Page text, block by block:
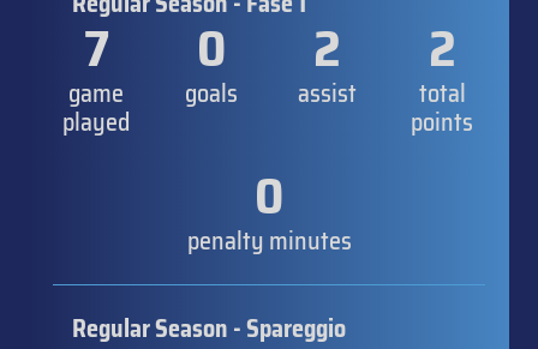
7
game
played
0
goals
2
assist
2
total
points
0
penalty minutes
Regular Season - Spareggio